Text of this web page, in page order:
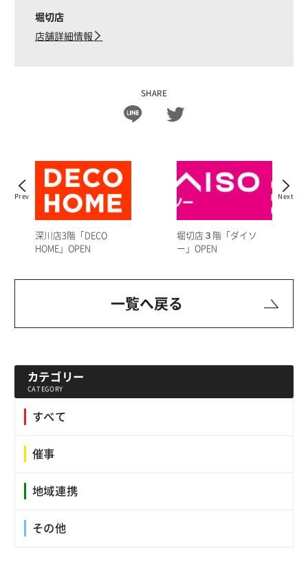
堀切店
店舗詳細情報
SHARE
Prev
深川店3階「DECO
HOME」OPEN
Next
堀切店３階「ダイソ
ー」OPEN
一覧へ戻る
カテゴリー
CATEGORY
すべて
催事
地域連携
その他